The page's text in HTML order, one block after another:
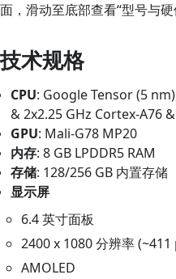
面，滑动至底部查看“型号与硬
技术规格
CPU: Google Tensor (5
& 2x2.25 GHz Cortex-A76
GPU: Mali-G78 MP20
内存: 8 GB LPDDR5 RAM
存储: 128/256 GB 内置存储
显示屏
6.4 英寸面板
2400 x 1080 分辨率
AMOLED